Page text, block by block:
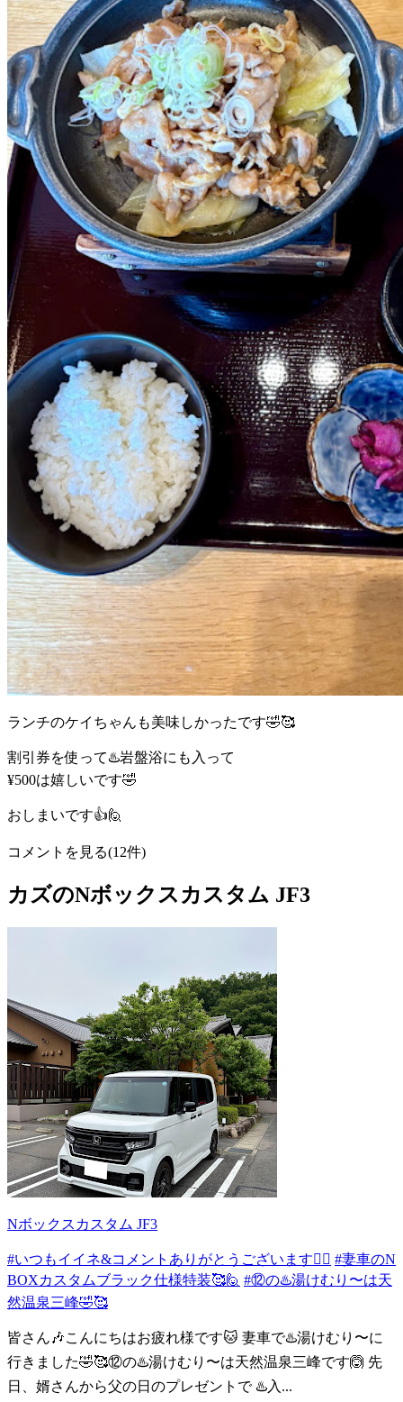
ランチのケイちゃんも美味しかったです🤣🥰
割引券を使って♨️岩盤浴にも入って
¥500は嬉しいです🤣
おしまいです👍🙋
コメントを見る(12件)
カズのNボックスカスタム JF3
Nボックスカスタム JF3
#いつもイイネ&コメントありがとうございます🙇‍♂️ #妻車のN
BOXカスタムブラック仕様特装🥰🙋 #⑫の♨️湯けむり〜は天
然温泉三峰🤣🥰
皆さん🎶こんにちはお疲れ様です🐱 妻車で♨️湯けむり〜に
行きました🤣🥰⑫の♨️湯けむり〜は天然温泉三峰です🙆 先
日、婿さんから父の日のプレゼントで ♨️入...